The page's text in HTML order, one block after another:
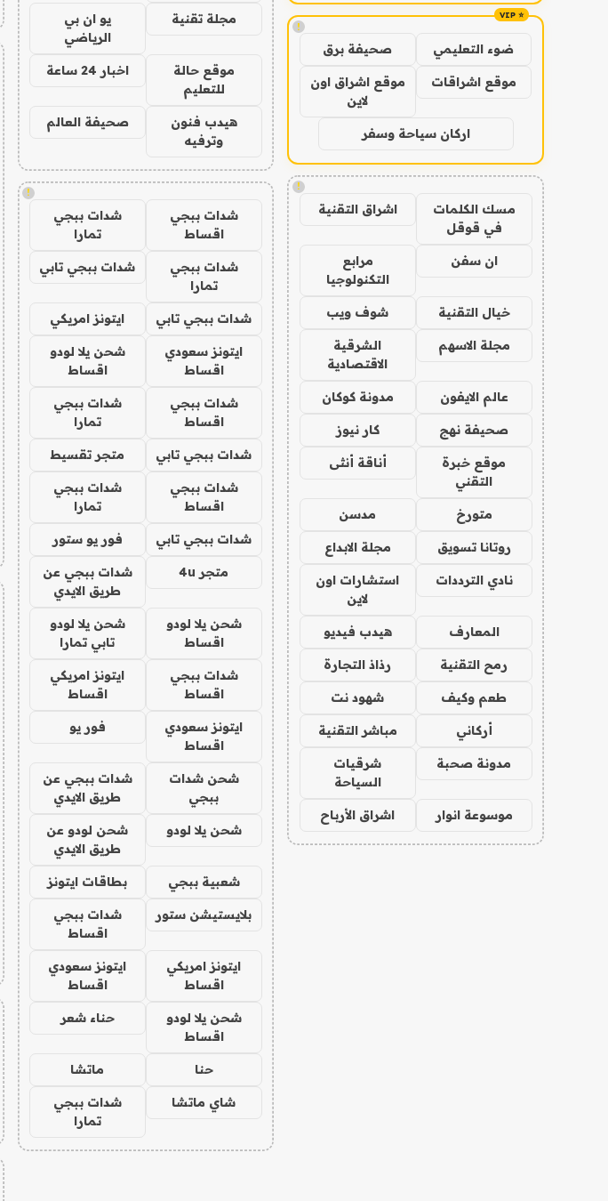
!
ضوء التعليمي صحيفة برق
موقع اشراقات
موقع اشراق اون
لاين
اركان سياحة وسفر
!
مسك الكلمات
في قوقل
اشراق التقنية
ان سفن
مرابع
التكنولوجيا
خيال التقنية شوف ويب
مجلة الاسهم
الشرقية
الاقتصادية
عالم الايفون مدونة كوكان
صحيفة نهج كار نيوز
موقع خبرة
التقني
أناقة أنثى
متورخ مدسن
روتانا تسويق مجلة الابداع
نادي الترددات
استشارات اون
لاين
المعارف هيدب فيديو
رمح التقنية رذاذ التجارة
طعم وكيف شهود نت
أركاني مباشر التقنية
مدونة صحبة
شرقيات
السياحة
موسوعة انوار اشراق الأرباح
مجلة تقنية
يو ان بي
الرياضي
موقع حالة
للتعليم
اخبار 24 ساعة
هيدب فنون
وترفيه
صحيفة العالم
!
شدات ببجي
اقساط
شدات ببجي
تمارا
شدات ببجي
تمارا
شدات ببجي تابي
شدات ببجي تابي ايتونز امريكي
ايتونز سعودي
اقساط
شحن يلا لودو
اقساط
شدات ببجي
اقساط
شدات ببجي
تمارا
شدات ببجي تابي متجر تقسيط
شدات ببجي
اقساط
شدات ببجي
تمارا
شدات ببجي تابي فور يو ستور
متجر 4u
شدات ببجي عن
طريق الايدي
شحن يلا لودو
اقساط
شحن يلا لودو
تابي تمارا
شدات ببجي
اقساط
ايتونز امريكي
اقساط
ايتونز سعودي
اقساط
فور يو
شحن شدات
ببجي
شدات ببجي عن
طريق الايدي
شحن يلا لودو
شحن لودو عن
طريق الايدي
شعبية ببجي بطاقات ايتونز
بلايستيشن ستور
شدات ببجي
اقساط
ايتونز امريكي
اقساط
ايتونز سعودي
اقساط
شحن يلا لودو
اقساط
حناء شعر
حنا ماتشا
شاي ماتشا
شدات ببجي
تمارا